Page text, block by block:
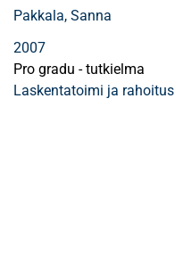
Pakkala, Sanna
2007
Pro gradu - tutkielma
Laskentatoimi ja rahoitus